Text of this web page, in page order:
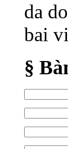
da
bai
§